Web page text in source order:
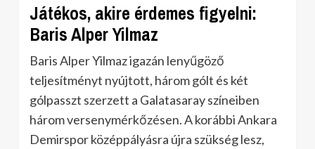
Játékos, akire érdemes figyelni:
Baris Alper Yilmaz
Baris Alper Yilmaz igazán lenyűgöző
teljesítményt nyújtott, három gólt és két
gólpasszt szerzett a Galatasaray színeiben
három versenymérkőzésen. A korábbi Ankara
Demirspor középpályásra újra szükség lesz,